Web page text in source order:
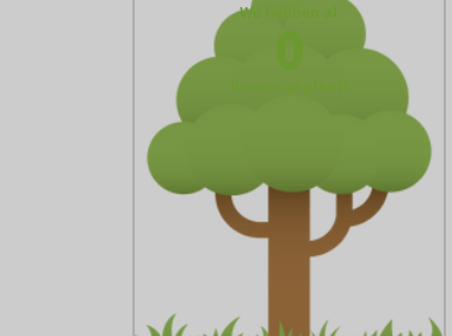
We hebben al